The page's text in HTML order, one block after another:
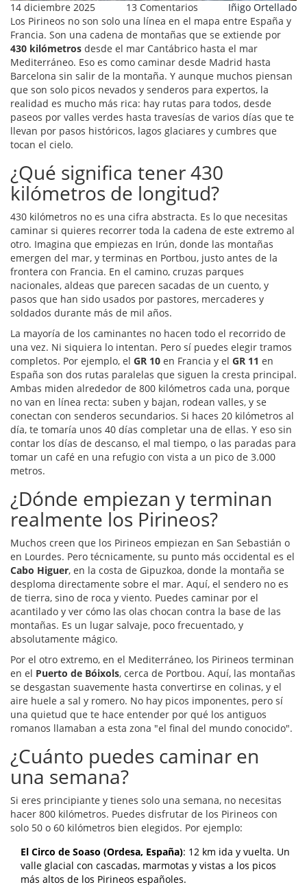
14 diciembre 2025 13 Comentarios
Iñigo Ortellado
Los Pirineos no son solo una línea en el mapa entre España y
Francia. Son una cadena de montañas que se extiende por
430 kilómetros desde el mar Cantábrico hasta el mar
Mediterráneo. Eso es como caminar desde Madrid hasta
Barcelona sin salir de la montaña. Y aunque muchos piensan
que son solo picos nevados y senderos para expertos, la
realidad es mucho más rica: hay rutas para todos, desde
paseos por valles verdes hasta travesías de varios días que te
llevan por pasos históricos, lagos glaciares y cumbres que
tocan el cielo.
¿Qué significa tener 430
kilómetros de longitud?
430 kilómetros no es una cifra abstracta. Es lo que necesitas
caminar si quieres recorrer toda la cadena de este extremo al
otro. Imagina que empiezas en Irún, donde las montañas
emergen del mar, y terminas en Portbou, justo antes de la
frontera con Francia. En el camino, cruzas parques
nacionales, aldeas que parecen sacadas de un cuento, y
pasos que han sido usados por pastores, mercaderes y
soldados durante más de mil años.
La mayoría de los caminantes no hacen todo el recorrido de
una vez. Ni siquiera lo intentan. Pero sí puedes elegir tramos
completos. Por ejemplo, el GR 10 en Francia y el GR 11 en
España son dos rutas paralelas que siguen la cresta principal.
Ambas miden alrededor de 800 kilómetros cada una, porque
no van en línea recta: suben y bajan, rodean valles, y se
conectan con senderos secundarios. Si haces 20 kilómetros al
día, te tomaría unos 40 días completar una de ellas. Y eso sin
contar los días de descanso, el mal tiempo, o las paradas para
tomar un café en una refugio con vista a un pico de 3.000
metros.
¿Dónde empiezan y terminan
realmente los Pirineos?
Muchos creen que los Pirineos empiezan en San Sebastián o
en Lourdes. Pero técnicamente, su punto más occidental es el
Cabo Higuer, en la costa de Gipuzkoa, donde la montaña se
desploma directamente sobre el mar. Aquí, el sendero no es
de tierra, sino de roca y viento. Puedes caminar por el
acantilado y ver cómo las olas chocan contra la base de las
montañas. Es un lugar salvaje, poco frecuentado, y
absolutamente mágico.
Por el otro extremo, en el Mediterráneo, los Pirineos terminan
en el Puerto de Bóixols, cerca de Portbou. Aquí, las montañas
se desgastan suavemente hasta convertirse en colinas, y el
aire huele a sal y romero. No hay picos imponentes, pero sí
una quietud que te hace entender por qué los antiguos
romanos llamaban a esta zona "el final del mundo conocido".
¿Cuánto puedes caminar en
una semana?
Si eres principiante y tienes solo una semana, no necesitas
hacer 800 kilómetros. Puedes disfrutar de los Pirineos con
solo 50 o 60 kilómetros bien elegidos. Por ejemplo:
El Circo de Soaso (Ordesa, España): 12 km ida y vuelta. Un
valle glacial con cascadas, marmotas y vistas a los picos
más altos de los Pirineos españoles.